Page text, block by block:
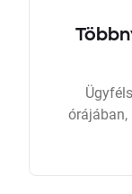
órájában,